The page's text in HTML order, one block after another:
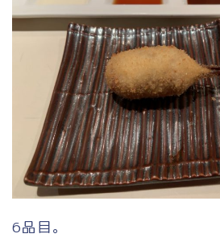
6品目。